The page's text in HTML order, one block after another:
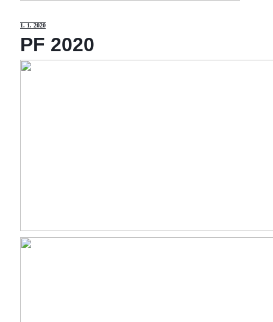
1. 1. 2020
PF 2020